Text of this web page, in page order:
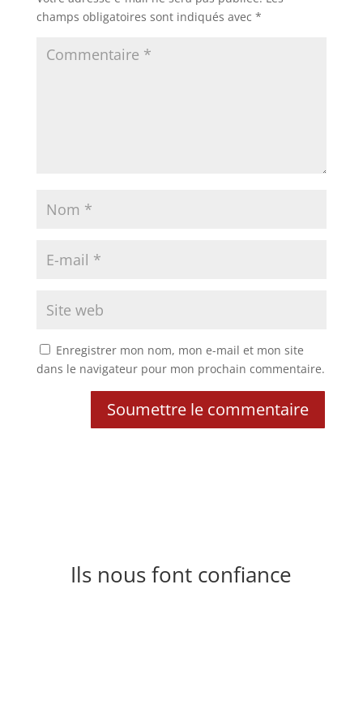
champs obligatoires sont indiqués avec *
Enregistrer mon nom, mon e-mail et mon site
dans le navigateur pour mon prochain commentaire.
Soumettre le commentaire
Ils nous font confiance